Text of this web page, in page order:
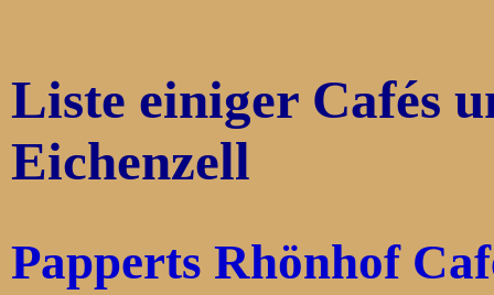
Liste einiger Cafés
Eichenzell
Papperts Rhönhof